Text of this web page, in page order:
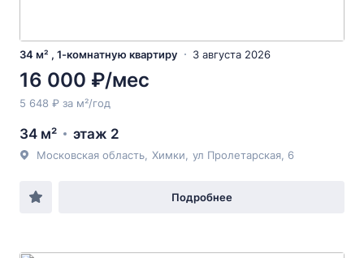
34 м² , 1-комнатную квартиру 3 августа 2026
16 000 ₽/мес
5 648 ₽ за м²/год
34 м² этаж 2
Московская область Химки ул Пролетарская , 6
Подробнее